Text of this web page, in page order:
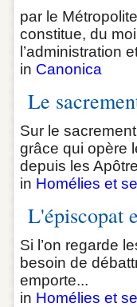
par le
constitue, du
l’administration
in Canonica
Le
Sur le
grâce qui opère
depuis les
in Homélies et
L'épiscopat
Si l’on regarde
besoin de
emporte...
in Homélies et